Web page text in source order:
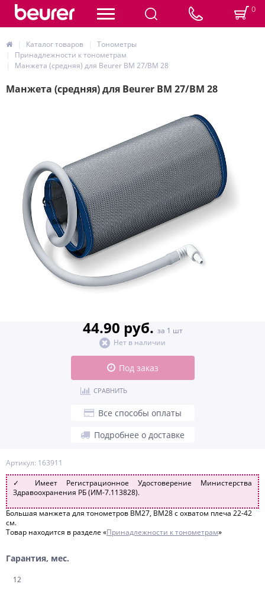
0
Каталог товаров
Тонометры
Принадлежности к тонометрам
Манжета (средняя) для Beurer BM 27/BM 28
Манжета (средняя) для Beurer BM 27/BM 28
Артикул: 163911
✓ Имеет Регистрационное Удостоверение Министерства
Здравоохранения РБ (ИМ-7.113828).
Большая манжета для тонометров BM27, BM28 с охватом плеча 22-42
см.
Товар находится в разделе «Принадлежности к тонометрам»
Гарантия, мес.
12
44.90 руб. за 1 шт
Нет в наличии
Под заказ
СРАВНИТЬ
Все способы оплаты
Подробнее о доставке